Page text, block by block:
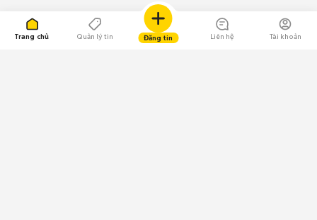
Trang chủ Quản lý tin Đăng tin Liên hệ Tài khoản